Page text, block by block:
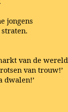
jongens
van de
van trouw!’
dwalen!’